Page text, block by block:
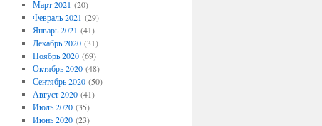
Март 2021 (20)
Февраль 2021 (29)
Январь 2021 (41)
Декабрь 2020(31)
Ноябрь 2020(69)
Октябрь 2020(48)
Сентябрь 2020(50)
Август 2020(41)
Июль 2020(35)
Июнь 2020(23)